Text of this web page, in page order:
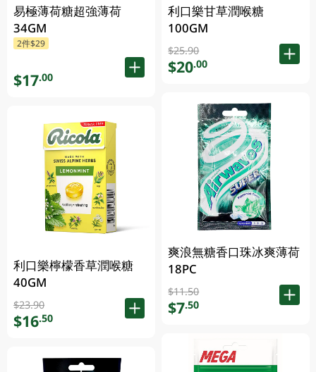
易極薄荷糖超強薄荷
34GM
2件$29
$17.00
利口樂檸檬香草潤喉糖
40GM
$23.90
$16.50
利口樂甘草潤喉糖
100GM
$25.90
$20.00
爽浪無糖香口珠冰爽薄荷
18PC
$11.50
$7.50